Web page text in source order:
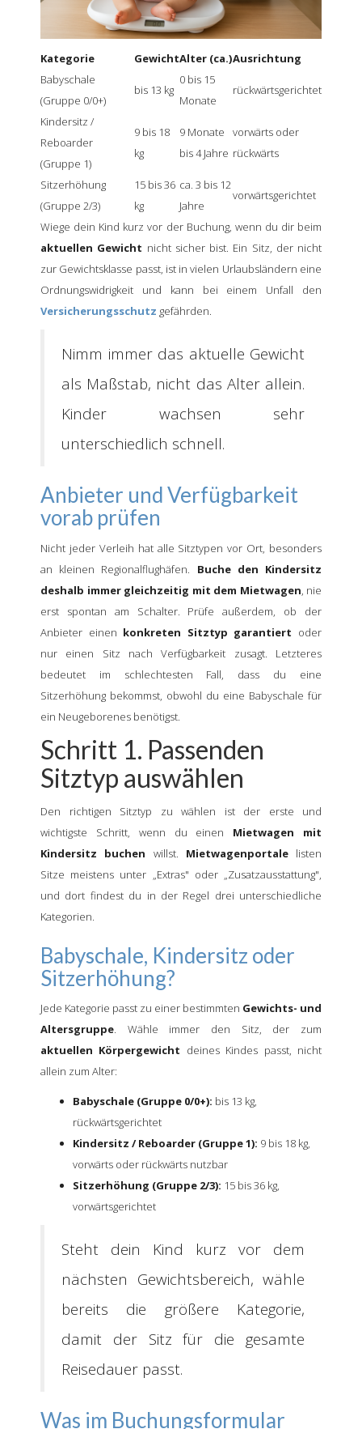
Kategorie GewichtAlter (ca.)Ausrichtung
Babyschale
(Gruppe 0/0+)
bis 13 kg
0 bis 15
Monate
rückwärtsgerichtet
Kindersitz /
Reboarder
(Gruppe 1)
9 bis 18
kg
9 Monate
bis 4 Jahre
vorwärts oder
rückwärts
Sitzerhöhung
(Gruppe 2/3)
15 bis 36
kg
ca. 3 bis 12
Jahre
vorwärtsgerichtet
Wiege dein Kind kurz vor der Buchung, wenn du dir beim
aktuellen Gewicht nicht sicher bist. Ein Sitz, der nicht
zur Gewichtsklasse passt, ist in vielen Urlaubsländern eine
Ordnungswidrigkeit und kann bei einem Unfall den
Versicherungsschutz gefährden.
Nimm immer das aktuelle Gewicht
als Maßstab, nicht das Alter allein.
Kinder wachsen sehr
unterschiedlich schnell.
Anbieter und Verfügbarkeit
vorab prüfen
Nicht jeder Verleih hat alle Sitztypen vor Ort, besonders
an kleinen Regionalflughäfen. Buche den Kindersitz
deshalb immer gleichzeitig mit dem Mietwagen, nie
erst spontan am Schalter. Prüfe außerdem, ob der
Anbieter einen konkreten Sitztyp garantiert oder
nur einen Sitz nach Verfügbarkeit zusagt. Letzteres
bedeutet im schlechtesten Fall, dass du eine
Sitzerhöhung bekommst, obwohl du eine Babyschale für
ein Neugeborenes benötigst.
Schritt 1. Passenden
Sitztyp auswählen
Den richtigen Sitztyp zu wählen ist der erste und
wichtigste Schritt, wenn du einen Mietwagen mit
Kindersitz buchen willst. Mietwagenportalelisten
Sitze meistens unter „Extras" oder „Zusatzausstattung",
und dort findest du in der Regel drei unterschiedliche
Kategorien.
Babyschale, Kindersitz oder
Sitzerhöhung?
Jede Kategorie passt zu einer bestimmten Gewichts- und
Altersgruppe. Wähle immer den Sitz, der zum
aktuellen Körpergewicht deines Kindes passt, nicht
allein zum Alter:
Babyschale (Gruppe 0/0+): bis 13 kg,
rückwärtsgerichtet
Kindersitz / Reboarder (Gruppe 1): 9 bis 18 kg,
vorwärts oder rückwärts nutzbar
Sitzerhöhung (Gruppe 2/3): 15 bis 36 kg,
vorwärtsgerichtet
Steht dein Kind kurz vor dem
nächsten Gewichtsbereich, wähle
bereits die größere Kategorie,
damit der Sitz für die gesamte
Reisedauer passt.
Was im Buchungsformular